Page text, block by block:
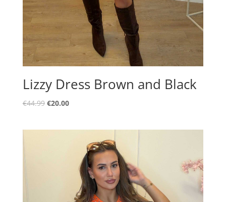
Lizzy Dress Brown and Black
€44.99 Oorspronkelijke
€20.00Huidige